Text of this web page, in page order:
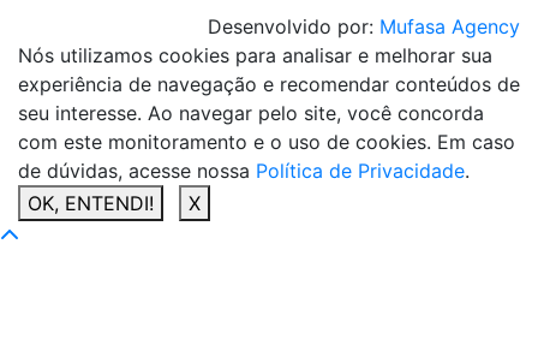
Desenvolvido por: Mufasa Agency
Nós utilizamos cookies para analisar e melhorar sua
experiência de navegação e recomendar conteúdos de
seu interesse. Ao navegar pelo site, você concorda
com este monitoramento e o uso de cookies. Em caso
de dúvidas, acesse nossa Política de Privacidade.
OK, ENTENDI!
X